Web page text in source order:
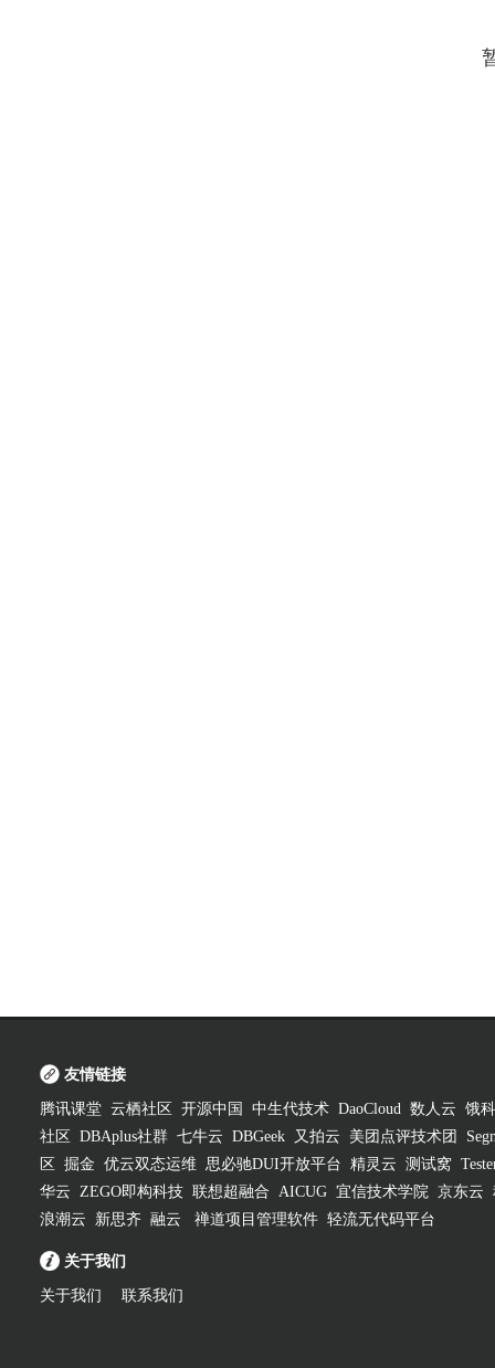
友情链接
腾讯课堂 云栖社区 开源中国 中生代技术 DaoCloud 数人云 饿
社区
DBAplus社群 七牛云 DBGeek 又拍云 美团点评技术团
区
掘金 优云双态运维 思必驰DUI开放平台 精灵云 测试窝
华云 ZEGO即构科技 联想超融合 AICUG 宜信技术学院 京东云
浪潮云
新思齐 融云 禅道项目管理软件 轻流无代码平台
关于我们
关于我们 联系我们